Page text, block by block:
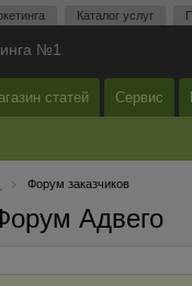
Каталог услуг
№1
статей Сервис
Форум заказчиков
Адвего